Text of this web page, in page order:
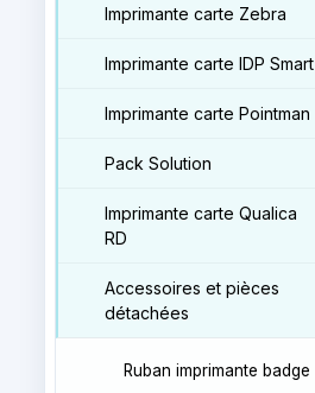
Imprimante carte Zebra
Imprimante carte IDP Smart
Imprimante carte Pointman
Pack Solution
Imprimante carte Qualica
RD
Accessoires et pièces
détachées
Ruban imprimante badge